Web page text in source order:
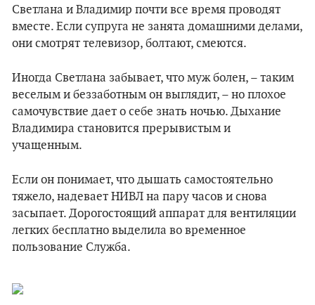
Светлана и Владимир почти все время проводят
вместе. Если супруга не занята домашними делами,
они смотрят телевизор, болтают, смеются.
Иногда Светлана забывает, что муж болен, – таким
веселым и беззаботным он выглядит, – но плохое
самочувствие дает о себе знать ночью. Дыхание
Владимира становится прерывистым и
учащенным.
Если он понимает, что дышать самостоятельно
тяжело, надевает НИВЛ на пару часов и снова
засыпает. Дорогостоящий аппарат для вентиляции
легких бесплатно выделила во временное
пользование Служба.